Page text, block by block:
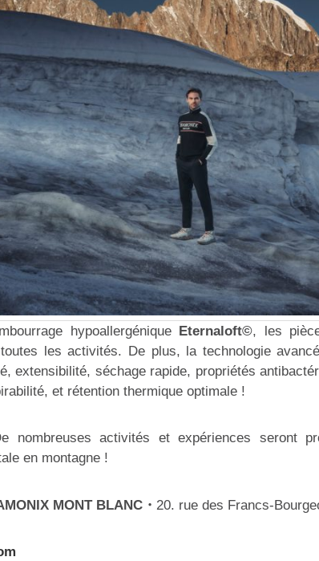
hypoallergénique Eternaloft©, les
les activités. De plus, la technologie
extensibilité, séchage rapide, propriétés
et rétention thermique optimale !
nombreuses activités et expériences seront
en montagne !
MONT BLANC・ 20. rue des Francs-